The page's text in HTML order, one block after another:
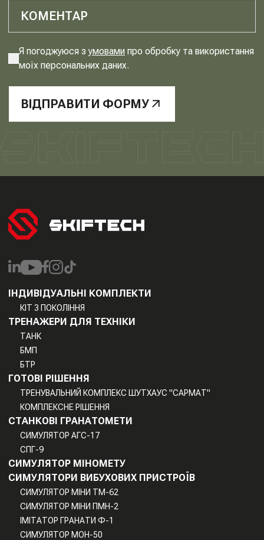
Я погоджуюся з умовами про обробку та використання
моїх персональних даних.
ВІДПРАВИТИ ФОРМУ
ІНДИВІДУАЛЬНІ КОМПЛЕКТИ
КІТ 3 ПОКОЛІННЯ
ТРЕНАЖЕРИ ДЛЯ ТЕХНІКИ
ТАНК
БМП
БТР
ГОТОВІ РІШЕННЯ
ТРЕНУВАЛЬНИЙ КОМПЛЕКС ШУТХАУС "САРМАТ"
КОМПЛЕКСНЕ РІШЕННЯ
СТАНКОВІ ГРАНАТОМЕТИ
СИМУЛЯТОР АГС-17
СПГ-9
СИМУЛЯТОР МІНОМЕТУ
СИМУЛЯТОРИ ВИБУХОВИХ ПРИСТРОЇВ
СИМУЛЯТОР МІНИ TM-62
СИМУЛЯТОР МІНИ ПМН-2
ІМІТАТОР ГРАНАТИ Ф-1
СИМУЛЯТОР МОН-50